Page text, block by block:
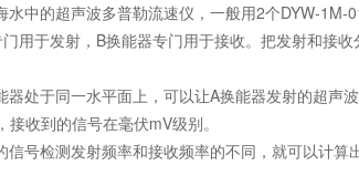
水中的超声波多普勒流速仪，一般用2个DYW-
用于发射，B换能器专门用于接收。把发射和接
器处于同一水平面上，可以让A换能器发射的超声
收到的信号在毫伏mV级别。
信号检测发射频率和接收频率的不同，就可以计